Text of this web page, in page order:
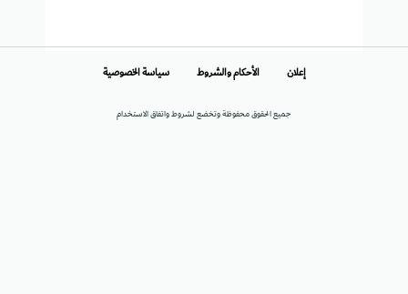
جميع الحقوق محفوظة وتخضع لشروط واتفاق الاستخدام
إعلان الأحكام والشروط سياسة الخصوصية